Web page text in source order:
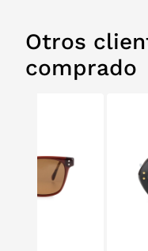
Otros
comprado